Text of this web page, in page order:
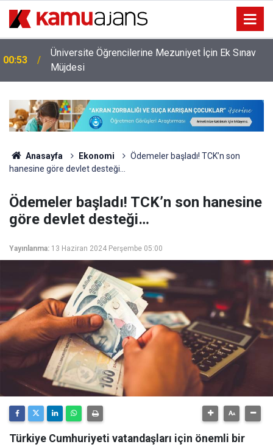
00:53
Üniversite Öğrencilerine Mezuniyet İçin Ek Sınav
Müjdesi
Anasayfa Ekonomi
Ödemeler başladı! TCK’n son
hanesine göre devlet desteği…
Ödemeler başladı! TCK’n son hanesine
göre devlet desteği…
Yayınlanma: 13 Haziran 2024 Perşembe 05:00
Türkiye Cumhuriyeti vatandaşları için önemli bir